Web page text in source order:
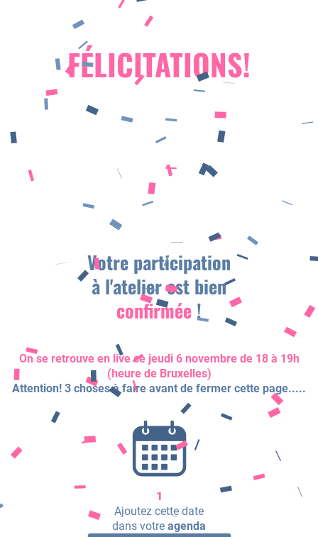
FÉLICITATIONS!
Votre participation
à l'atelier est bien
confirmée !
On se retrouve en live ce jeudi 6 novembre de 18 à 19h
(heure de Bruxelles)
Attention! 3 choses à faire avant de fermer cette page.....
1
Ajoutez cette date
dans votre agenda